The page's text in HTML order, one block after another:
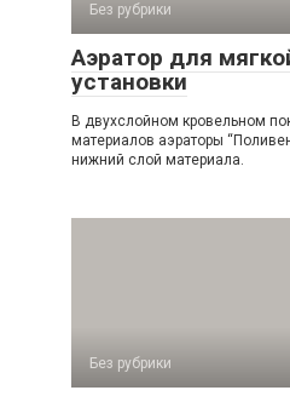
Без рубрики
Аэратор для
установки
В двухслойном кровельном
материалов аэраторы
нижний слой материала.
Без рубрики